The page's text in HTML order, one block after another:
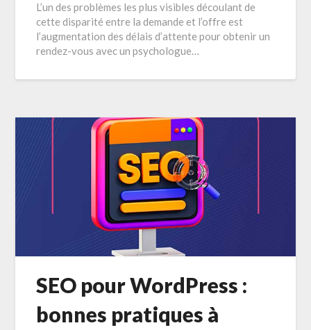
L’un des problèmes les plus visibles découlant de
cette disparité entre la demande et l’offre est
l’augmentation des délais d’attente pour obtenir un
rendez-vous avec un psychologue…
SEO pour WordPress :
bonnes pratiques à